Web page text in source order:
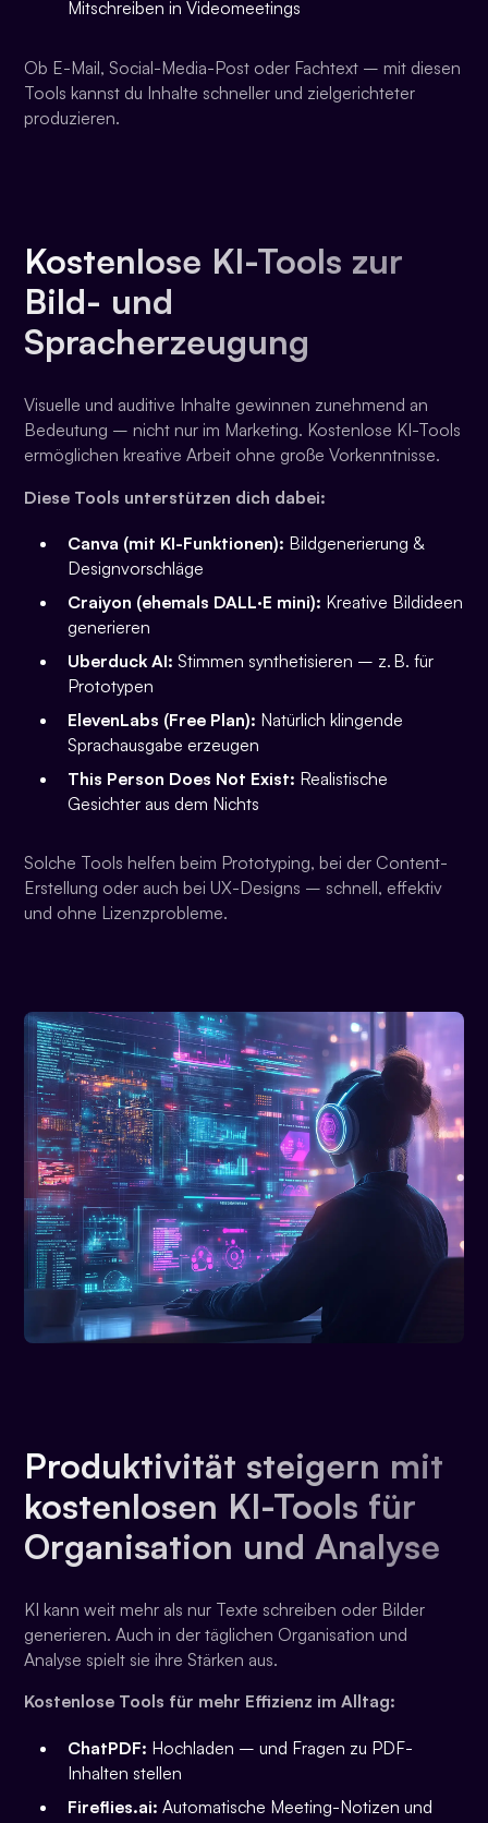
Mitschreiben in Videomeetings
Ob E-Mail, Social-Media-Post oder Fachtext – mit diesen
Tools kannst du Inhalte schneller und zielgerichteter
produzieren.
Kostenlose KI-Tools zur
Bild- und
Spracherzeugung
Visuelle und auditive Inhalte gewinnen zunehmend an
Bedeutung – nicht nur im Marketing. Kostenlose KI-Tools
ermöglichen kreative Arbeit ohne große Vorkenntnisse.
Diese Tools unterstützen dich dabei:
Canva (mit KI-Funktionen): Bildgenerierung &
Designvorschläge
Craiyon (ehemals DALL·E mini): Kreative Bildideen
generieren
Uberduck AI: Stimmen synthetisieren – z. B. für
Prototypen
ElevenLabs (Free Plan): Natürlich klingende
Sprachausgabe erzeugen
This Person Does Not Exist: Realistische
Gesichter aus dem Nichts
Solche Tools helfen beim Prototyping, bei der Content-
Erstellung oder auch bei UX-Designs – schnell, effektiv
und ohne Lizenzprobleme.
Produktivität steigern mit
kostenlosen KI-Tools für
Organisation und Analyse
KI kann weit mehr als nur Texte schreiben oder Bilder
generieren. Auch in der täglichen Organisation und
Analyse spielt sie ihre Stärken aus.
Kostenlose Tools für mehr Effizienz im Alltag:
ChatPDF: Hochladen – und Fragen zu PDF-
Inhalten stellen
Fireflies.ai: Automatische Meeting-Notizen und